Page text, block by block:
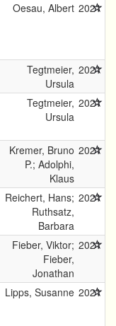
Oesau, Albert 2021
Tegtmeier,
Ursula
2021
Tegtmeier,
Ursula
2021
Kremer, Bruno
P.; Adolphi,
Klaus
2021
Reichert, Hans;
Ruthsatz,
Barbara
2021
Fieber, Viktor;
Fieber,
Jonathan
2021
Lipps, Susanne 2021